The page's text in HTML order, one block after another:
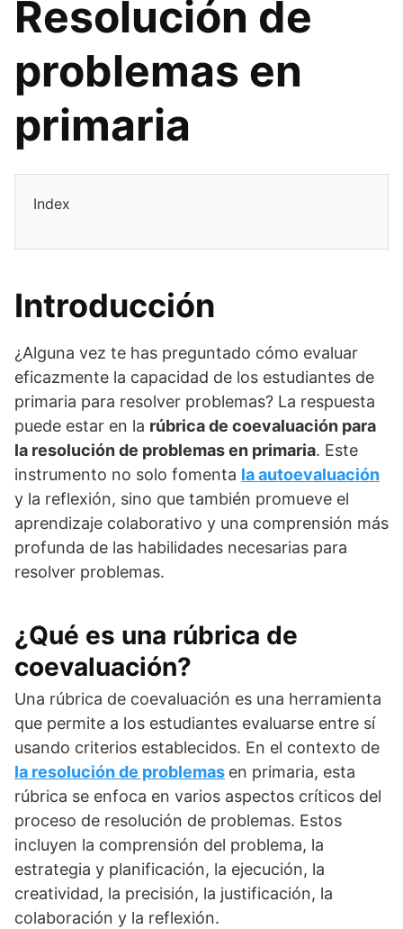
Resolución de
problemas en
primaria
Index
Introducción
¿Alguna vez te has preguntado cómo evaluar
eficazmente la capacidad de los estudiantes de
primaria para resolver problemas? La respuesta
puede estar en la rúbrica de coevaluación para
la resolución de problemas en primaria. Este
instrumento no solo fomenta la autoevaluación
y la reflexión, sino que también promueve el
aprendizaje colaborativo y una comprensión más
profunda de las habilidades necesarias para
resolver problemas.
¿Qué es una rúbrica de
coevaluación?
Una rúbrica de coevaluación es una herramienta
que permite a los estudiantes evaluarse entre sí
usando criterios establecidos. En el contexto de
la resolución de problemas en primaria, esta
rúbrica se enfoca en varios aspectos críticos del
proceso de resolución de problemas. Estos
incluyen la comprensión del problema, la
estrategia y planificación, la ejecución, la
creatividad, la precisión, la justificación, la
colaboración y la reflexión.